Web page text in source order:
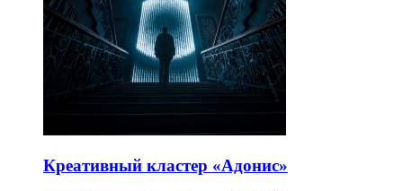
Креативный кластер «Адонис»